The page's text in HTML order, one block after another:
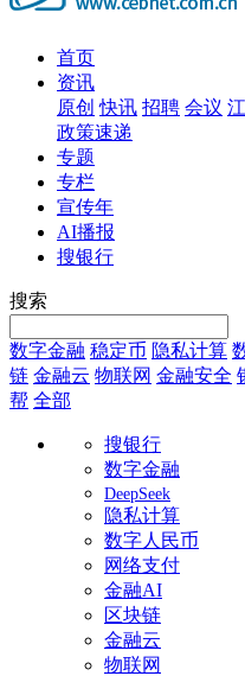
首页
资讯
原创 快讯 招聘 会议
政策速递
专题
专栏
宣传年
AI播报
搜银行
搜索
数字金融 稳定币 隐私计算
链 金融云 物联网 金融安全
帮 全部
搜银行
数字金融
DeepSeek
隐私计算
数字人民币
网络支付
金融AI
区块链
金融云
物联网